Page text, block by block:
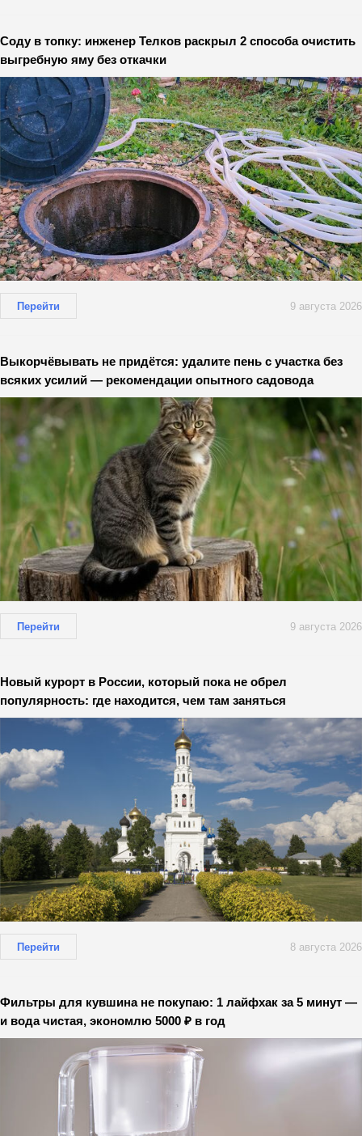
Соду в топку: инженер Телков раскрыл 2 способа очистить
выгребную яму без откачки
Перейти 9 августа 2026
Выкорчёвывать не придётся: удалите пень с участка без
всяких усилий — рекомендации опытного садовода
Перейти 9 августа 2026
Новый курорт в России, который пока не обрел
популярность: где находится, чем там заняться
Перейти 8 августа 2026
Фильтры для кувшина не покупаю: 1 лайфхак за 5 минут —
и вода чистая, экономлю 5000 ₽ в год